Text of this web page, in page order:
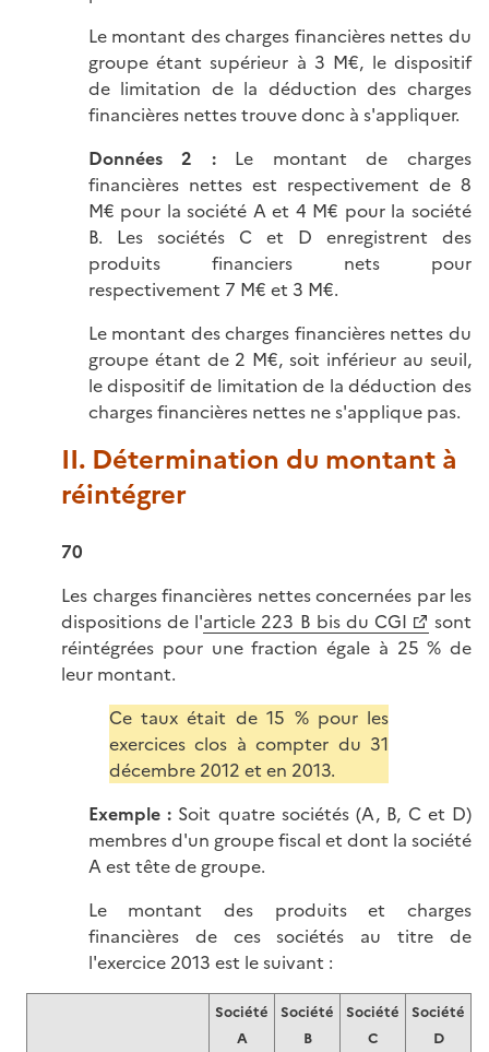
Le montant des charges financières nettes du
groupe étant supérieur à 3 M€, le dispositif
de limitation de la déduction des charges
financières nettes trouve donc à s'appliquer.
Données 2 : Le montant de charges
financières nettes est respectivement de 8
M€ pour la société A et 4 M€ pour la société
B. Les sociétés C et D enregistrent des
produits financiers nets pour
respectivement 7 M€ et 3 M€.
Le montant des charges financières nettes du
groupe étant de 2 M€, soit inférieur au seuil,
le dispositif de limitation de la déduction des
charges financières nettes ne s'applique pas.
II. Détermination du montant à
réintégrer
70
Les charges financières nettes concernées par les
dispositions de l'article 223 B bis du CGI
sont
réintégrées pour une fraction égale à 25 % de
leur montant.
Ce taux était de 15 % pour les
exercices clos à compter du 31
décembre 2012 et en 2013.
Exemple : Soit quatre sociétés (A, B, C et D)
membres d'un groupe fiscal et dont la société
A est tête de groupe.
Le montant des produits et charges
financières de ces sociétés au titre de
l'exercice 2013 est le suivant :
Société
A
Société
B
Société
C
Société
D